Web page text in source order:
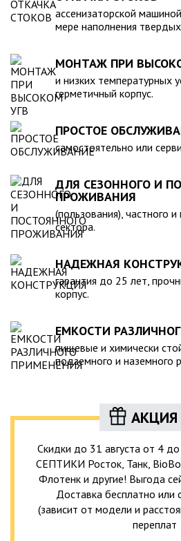
компанией, произведена в полном
действующими стандартами и
экологическом отношении.
ассенизаторской
мере наполнения
МОНТАЖ ПРИ
и низких температурных
герметичный корпус.
ПРОСТОЕ
самостоятельно или
ДЛЯ СЕЗОННОГО И
ПРОЖИВАНИЯ
(пользования), частного
сектора.
НАДЕЖНАЯ
гарантия до 25 лет,
корпус.
ЕМКОСТИ
пищевые и химически
подземного и наземного
АКЦИЯ
Скидки до 31 августа от 4
СЕПТИКИ Росток, Танк,
Флотенк и другие! Выгода
Доставка бесплатно или
(зависит от модели и
переплат